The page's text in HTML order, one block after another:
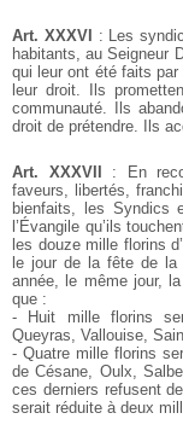
Art. XXXVI : Les
habitants, au Seigneur
qui leur ont été faits
leur droit. Ils
communauté. Ils
droit de prétendre. Ils
Art. XXXVII : En
faveurs, libertés,
bienfaits, les Syndics
l’Évangile qu’ils
les douze mille florins
le jour de la fête de la
année, le même jour,
que :
- Huit mille florins
Queyras, Vallouise,
- Quatre mille florins
de Césane, Oulx,
ces derniers refusent
serait réduite à deux